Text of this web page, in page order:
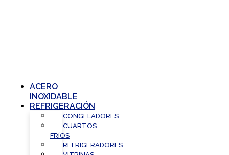
ACERO
INOXIDABLE
REFRIGERACIÓN
CONGELADORES
CUARTOS
FRÍOS
REFRIGERADORES